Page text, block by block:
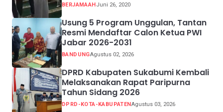
BERJAMAAH Juni 26, 2020
Usung 5 Program Unggulan, Tantan
Resmi Mendaftar Calon Ketua PWI
Jabar 2026-2031
BANDUNGAgustus 02, 2026
DPRD Kabupaten Sukabumi Kembali
Melaksanakan Rapat Paripurna
Tahun Sidang 2026
DPRD-KOTA-KABUPATEN Agustus 03, 2026